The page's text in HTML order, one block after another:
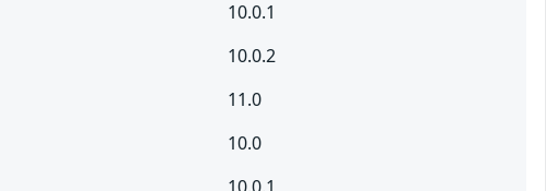
10.0.1
10.0.2
11.0
10.0